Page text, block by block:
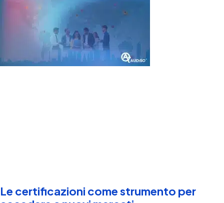
Le certificazioni come strumento per